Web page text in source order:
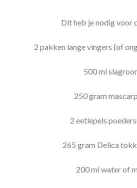
Dit heb je nodig voor
2 pakken lange vingers (of
500 ml
250 gram
2 eetlepels
265 gram Delica
200 ml water of